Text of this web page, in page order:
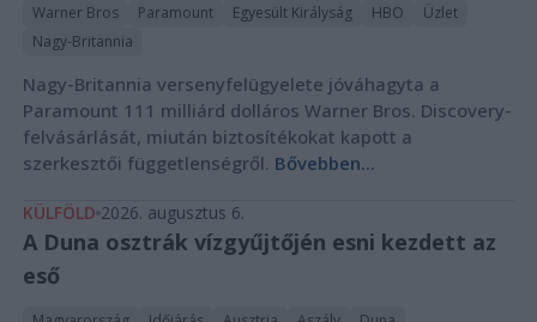
Warner Bros Paramount Egyesült Királyság HBO
Üzlet
Nagy-Britannia
Nagy-Britannia versenyfelügyelete jóváhagyta a
Paramount 111 milliárd dolláros Warner Bros. Discovery-
felvásárlását, miután biztosítékokat kapott a
szerkesztői függetlenségről. Bővebben...
KÜLFÖLD 2026. augusztus 6.
A Duna osztrák vízgyűjtőjén esni kezdett az
eső